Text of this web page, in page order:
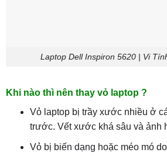
Laptop Dell Inspiron 5620 | Vi
Khi nào thì nên thay vỏ laptop ?
Vỏ laptop bị trầy xước nhiều ở
trước. Vết xước khá sâu và ảnh
Vỏ bị biến dạng hoặc méo mó